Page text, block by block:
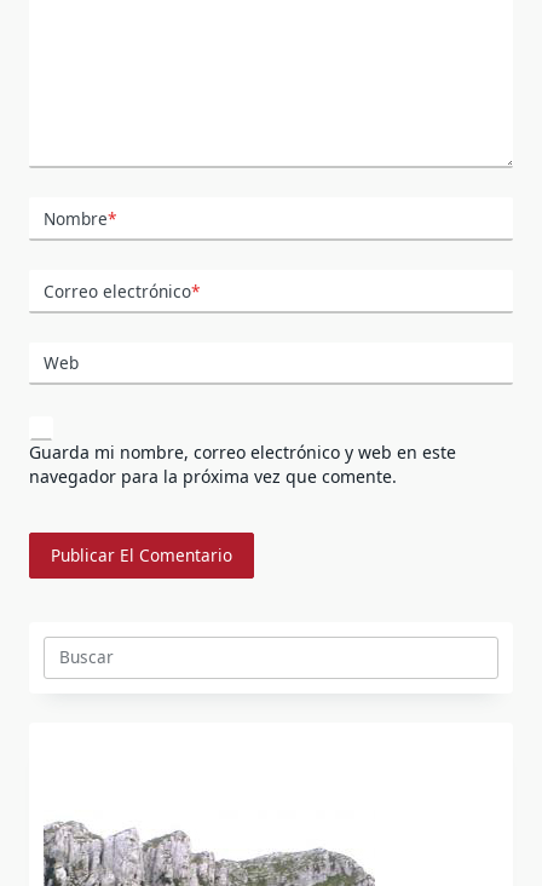
Nombre*
Correo electrónico*
Web
Guarda mi nombre, correo electrónico y web en este
navegador para la próxima vez que comente.
Buscar: